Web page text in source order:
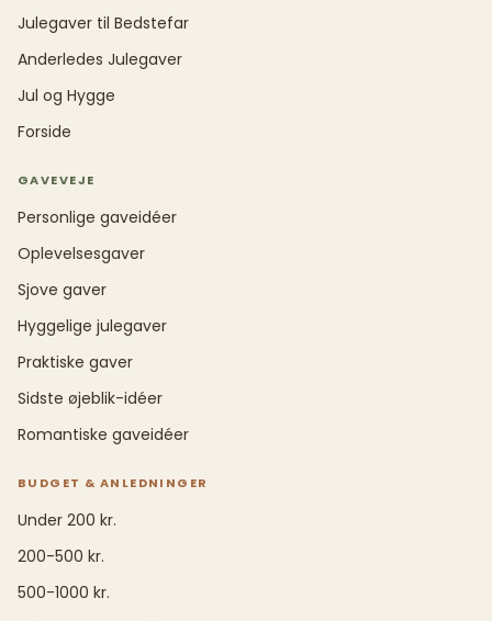
Julegaver til Bedstefar
Anderledes Julegaver
Jul og Hygge
Forside
GAVEVEJE
Personlige gaveidéer
Oplevelsesgaver
Sjove gaver
Hyggelige julegaver
Praktiske gaver
Sidste øjeblik-idéer
Romantiske gaveidéer
BUDGET & ANLEDNINGER
Under 200 kr.
200-500 kr.
500-1000 kr.